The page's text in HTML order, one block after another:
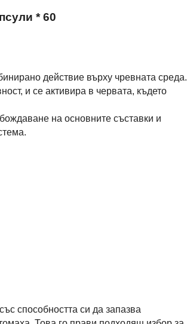
* 60
действие върху чревната среда.
и се активира в червата, където
на основните съставки и
способността си да запазва